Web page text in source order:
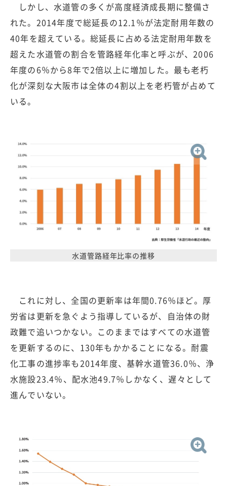
しかし、水道管の多くが高度経済成長期に整備さ
れた。2014年度で総延長の12.1％が法定耐用年数の
40年を超えている。総延長に占める法定耐用年数を
超えた水道管の割合を管路経年化率と呼ぶが、2006
年度の6％から8年で2倍以上に増加した。最も老朽
化が深刻な大阪市は全体の4割以上を老朽管が占めて
いる。
水道管路経年比率の推移
これに対し、全国の更新率は年間0.76％ほど。厚
労省は更新を急ぐよう指導しているが、自治体の財
政難で追いつかない。このままではすべての水道管
を更新するのに、130年もかかることになる。耐震
化工事の進捗率も2014年度、基幹水道管36.0％、浄
水施設23.4％、配水池49.7％しかなく、遅々として
進んでいない。